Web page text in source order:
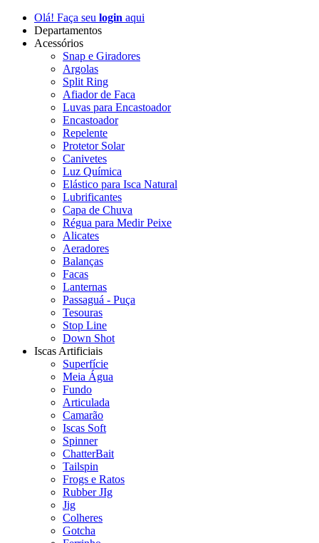
Olá! Faça seu login aqui
Departamentos
Acessórios
Snap e Giradores
Argolas
Split Ring
Afiador de Faca
Luvas para Encastoador
Encastoador
Repelente
Protetor Solar
Canivetes
Luz Química
Elástico para Isca Natural
Lubrificantes
Capa de Chuva
Régua para Medir Peixe
Alicates
Aeradores
Balanças
Facas
Lanternas
Passaguá - Puça
Tesouras
Stop Line
Down Shot
Iscas Artificiais
Superfície
Meia Água
Fundo
Articulada
Camarão
Iscas Soft
Spinner
ChatterBait
Tailspin
Frogs e Ratos
Rubber JIg
Jig
Colheres
Gotcha